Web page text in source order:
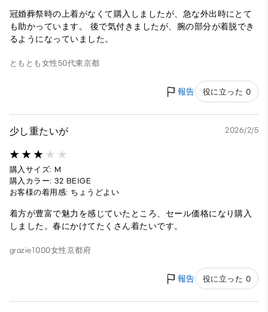
冠婚葬祭時の上着がなくて購入しましたが、急な外出時にとて
も助かっています。 後で気付きましたが、腕の部分が着脱でき
るようになっていました。
ともとも 女性50代東京都
報告 役に立った 0
少し重たいが 2026/2/5
購入サイズ: M
購入カラー: 32 BEIGE
お客様の着用感: ちょうどよい
着方が豊富で魅力を感じていたところ、セール価格になり購入
しました。春にかけてたくさん着たいです。
grazie1000女性京都府
報告 役に立った 0